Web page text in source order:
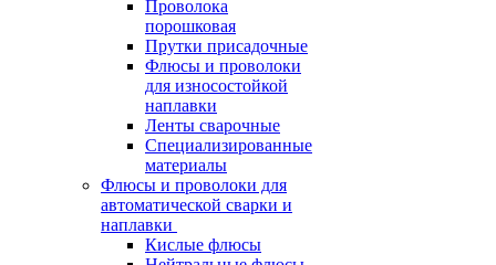
Проволока
порошковая
Прутки присадочные
Флюсы и проволоки
для износостойкой
наплавки
Ленты сварочные
Специализированные
материалы
Флюсы и проволоки для
автоматической сварки и
наплавки
Кислые флюсы